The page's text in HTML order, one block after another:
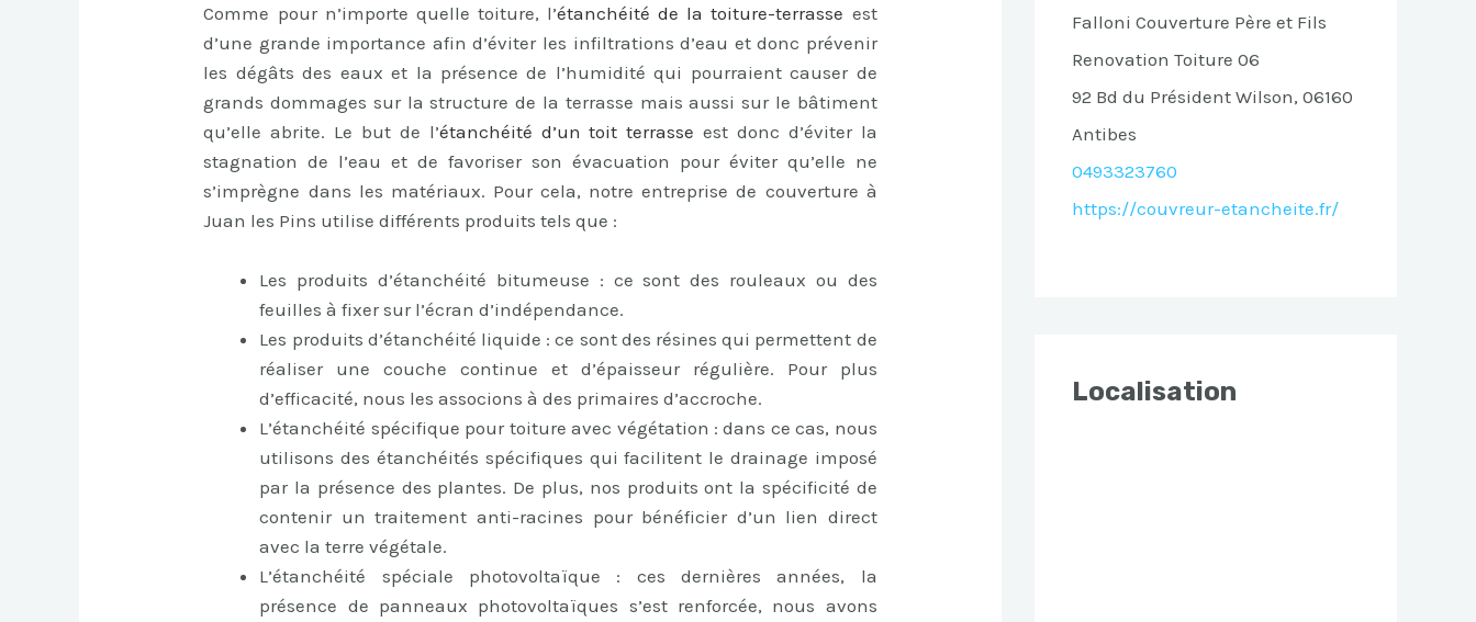
Comme pour n’importe quelle toiture, l’étanchéité de la toiture-terrasse est
d’une grande importance afin d’éviter les infiltrations d’eau et donc prévenir
les dégâts des eaux et la présence de l’humidité qui pourraient causer de
grands dommages sur la structure de la terrasse mais aussi sur le bâtiment
qu’elle abrite. Le but de l’étanchéité d’un toit terrasse est donc d’éviter la
stagnation de l’eau et de favoriser son évacuation pour éviter qu’elle ne
s’imprègne dans les matériaux. Pour cela, notre entreprise de couverture à
Juan les Pins utilise différents produits tels que :
Les produits d’étanchéité bitumeuse : ce sont des rouleaux ou des
feuilles à fixer sur l’écran d’indépendance.
Les produits d’étanchéité liquide : ce sont des résines qui permettent de
réaliser une couche continue et d’épaisseur régulière. Pour plus
d’efficacité, nous les associons à des primaires d’accroche.
L’étanchéité spécifique pour toiture avec végétation : dans ce cas, nous
utilisons des étanchéités spécifiques qui facilitent le drainage imposé
par la présence des plantes. De plus, nos produits ont la spécificité de
contenir un traitement anti-racines pour bénéficier d’un lien direct
avec la terre végétale.
L’étanchéité spéciale photovoltaïque : ces dernières années, la
présence de panneaux photovoltaïques s’est renforcée, nous avons
Falloni Couverture Père et Fils
Renovation Toiture 06
92 Bd du Président Wilson, 06160
Antibes
0493323760
https://couvreur-etancheite.fr/
Localisation